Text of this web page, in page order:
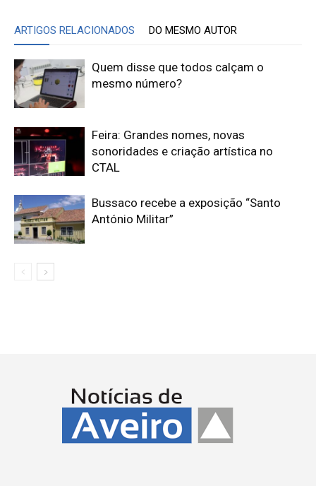
ARTIGOS RELACIONADOS DO MESMO AUTOR
Quem disse que todos calçam o
mesmo número?
Feira: Grandes nomes, novas
sonoridades e criação artística no
CTAL
Bussaco recebe a exposição “Santo
António Militar”